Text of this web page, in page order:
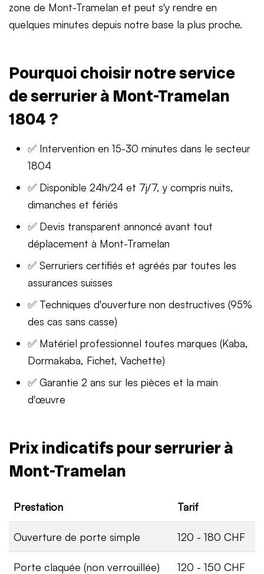
zone de Mont-Tramelan et peut s'y rendre en
quelques minutes depuis notre base la plus proche.
Pourquoi choisir notre service
de serrurier à Mont-Tramelan
1804 ?
✅ Intervention en 15-30 minutes dans le secteur
1804
✅ Disponible 24h/24 et 7j/7, y compris nuits,
dimanches et fériés
✅ Devis transparent annoncé avant tout
déplacement à Mont-Tramelan
✅ Serruriers certifiés et agréés par toutes les
assurances suisses
✅ Techniques d'ouverture non destructives (95%
des cas sans casse)
✅ Matériel professionnel toutes marques (Kaba,
Dormakaba, Fichet, Vachette)
✅ Garantie 2 ans sur les pièces et la main
d'œuvre
Prix indicatifs pour serrurier à
Mont-Tramelan
Prestation Tarif
Ouverture de porte simple 120 - 180 CHF
Porte claquée (non verrouillée) 120 - 150 CHF